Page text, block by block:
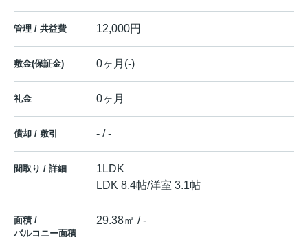
管理 / 共益費 12,000円
敷金(保証金) 0ヶ月(-)
礼金 0ヶ月
償却 / 敷引 - / -
間取り / 詳細
1LDK
LDK 8.4帖/洋室 3.1帖
面積 /
バルコニー面積
29.38㎡ / -